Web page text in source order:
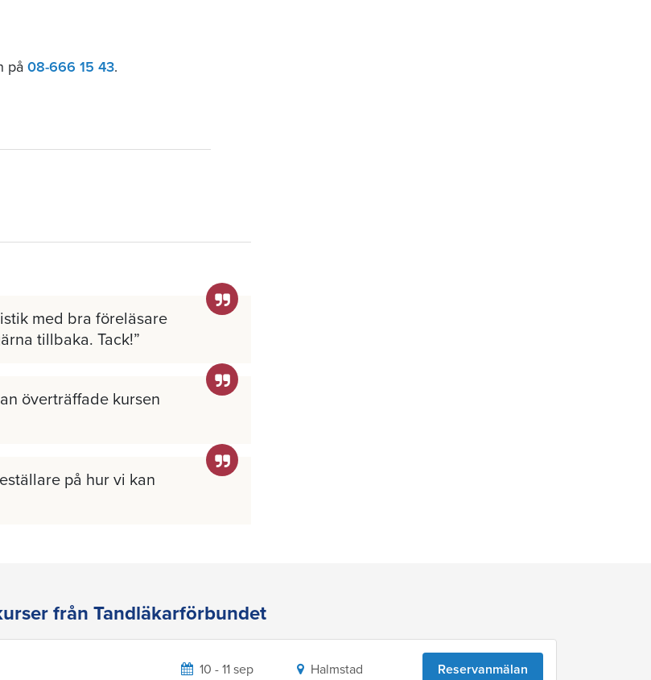
på 08-666 15 43.
med bra föreläsare
tillbaka. Tack!
överträffade kursen
på hur vi kan
från Tandläkarförbundet
10 - 11 sep Halmstad Reservanmälan